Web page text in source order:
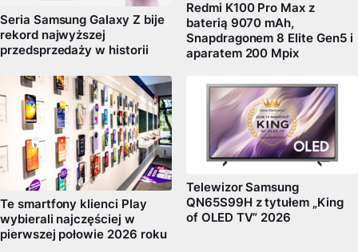
Seria Samsung Galaxy Z bije
rekord najwyższej
przedsprzedaży w historii
Redmi K100 Pro Max z
baterią 9070 mAh,
Snapdragonem 8 Elite Gen5 i
aparatem 200 Mpix
Te smartfony klienci Play
wybierali najczęściej w
pierwszej połowie 2026 roku
Telewizor Samsung
QN65S99H z tytułem „King
of OLED TV” 2026